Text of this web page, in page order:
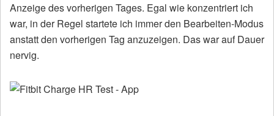
Anzeige des vorherigen Tages. Egal wie konzentriert ich
war, in der Regel startete ich immer den Bearbeiten-Modus
anstatt den vorherigen Tag anzuzeigen. Das war auf Dauer
nervig.